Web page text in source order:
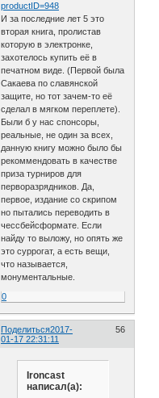
productID=948
И за последние лет 5 это
вторая книга, пролистав
которую в электронке,
захотелось купить её в
печатном виде. (Первой была
Сакаева по славянской
защите, но тот зачем-то её
сделал в мягком переплете).
Были б у нас спонсоры,
реальные, не один за всех,
данную книгу можно было бы
рекоммендовать в качестве
приза турниров для
перворазрядников. Да,
первое, издание со скрипом
но пытались переводить в
чессбейсформате. Если
найду то выложу, но опять же
это суррогат, а есть вещи,
что называется,
монументальные.
0
Поделиться 56
2017-
01-17 22:31:11
Ironcast
написал(а):